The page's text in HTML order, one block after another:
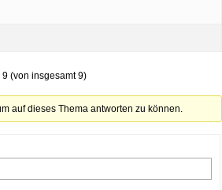
(von insgesamt 9)
auf dieses Thema antworten zu können.